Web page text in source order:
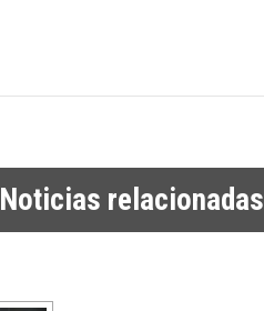
Noticias relacionadas